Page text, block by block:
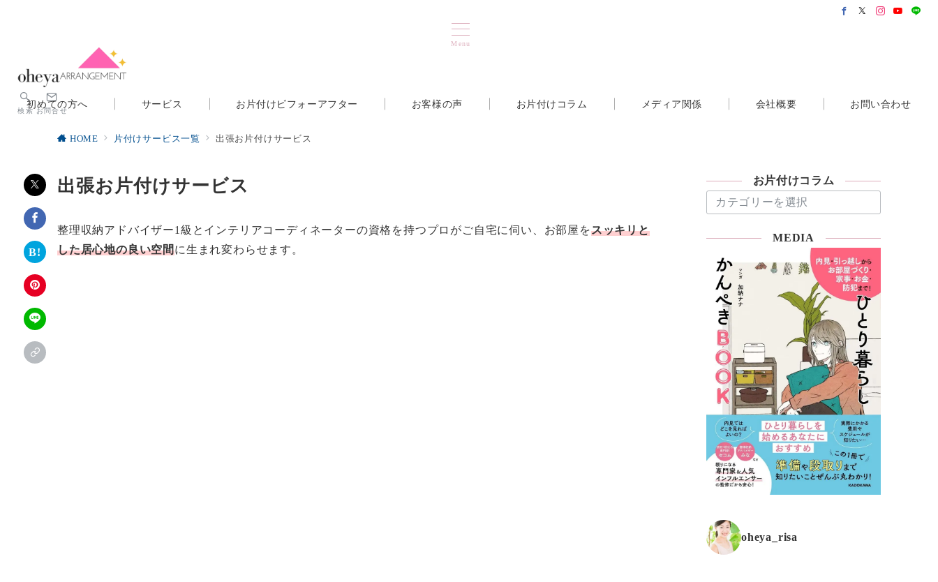
Menu
検索 お問合せ
初めての方へ サービス お片付けビフォーアフター お客様の声 お片付けコラム メディア関係 会社概要 お問い合わせ
HOME 片付けサービス一覧 出張お片付けサービス
出張お片付けサービス
整理収納アドバイザー1級とインテリアコーディネーターの資格を持つプロがご自宅に伺い、お部屋をスッキリと
した居心地の良い空間に生まれ変わらせます。
お片付けコラム
片
ム
MEDIA
oheya_risa